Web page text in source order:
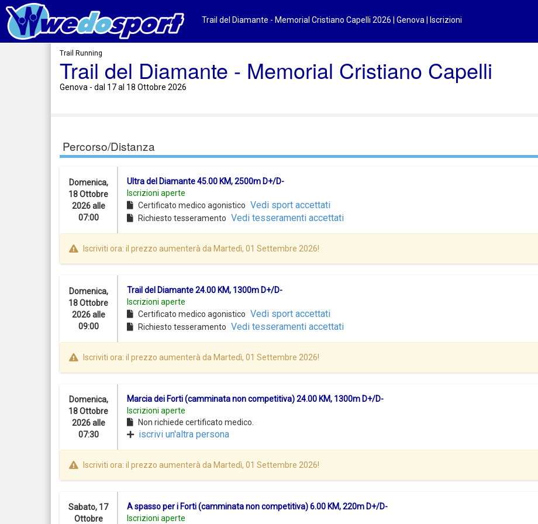
Trail del Diamante - Memorial Cristiano Capelli 2026 | Genova | Iscrizioni
Trail Running
Trail del Diamante - Memorial Cristiano Capelli
Genova - dal 17 al 18 Ottobre 2026
Percorso/Distanza
Domenica,
18 Ottobre
2026 alle
07:00
Ultra del Diamante 45.00 KM, 2500m D+/D-
Iscrizioni aperte
Certificato medico agonistico Vedi sport accettati
Richiesto tesseramento Vedi tesseramenti accettati
Iscriviti ora: il prezzo aumenterà da Martedì, 01 Settembre 2026!
Domenica,
18 Ottobre
2026 alle
09:00
Trail del Diamante 24.00 KM, 1300m D+/D-
Iscrizioni aperte
Certificato medico agonistico Vedi sport accettati
Richiesto tesseramento Vedi tesseramenti accettati
Iscriviti ora: il prezzo aumenterà da Martedì, 01 Settembre 2026!
Domenica,
18 Ottobre
2026 alle
07:30
Marcia dei Forti (camminata non competitiva) 24.00 KM, 1300m D+/D-
Iscrizioni aperte
Non richiede certificato medico.
iscrivi un'altra persona
Iscriviti ora: il prezzo aumenterà da Martedì, 01 Settembre 2026!
Sabato, 17
Ottobre
A spasso per i Forti (camminata non competitiva) 6.00 KM, 220m D+/D-
Iscrizioni aperte